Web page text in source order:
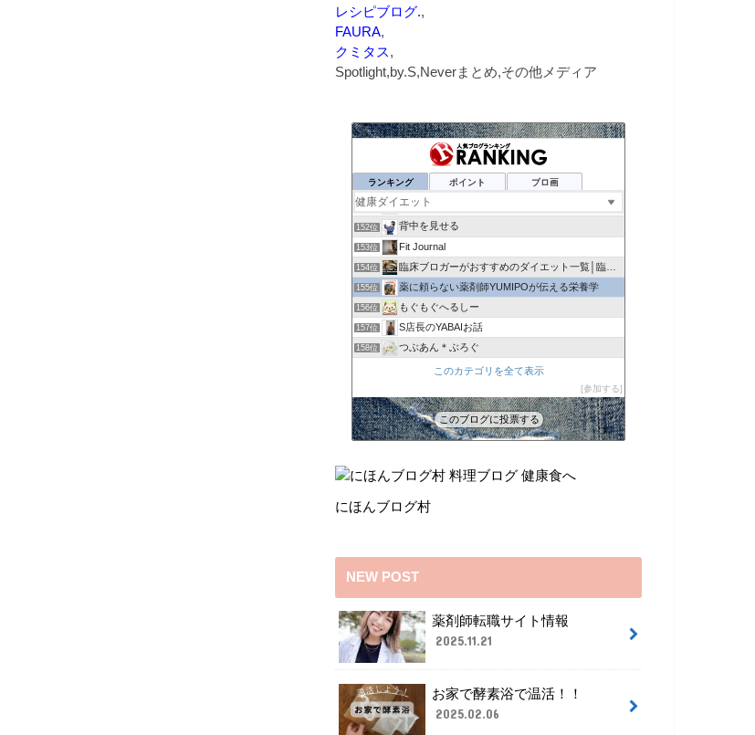
レシピブログ.,
FAURA,
クミタス,
Spotlight,by.S,Neverまとめ,その他メディア
ランキング ポイント ブロ画
ひまわりこのブログ
正常値に戻すぞ！どんちかちかのダイエット日記
150位 ひとりで生きていくために〜 All roads
151位 そらまめ減塩健康通信
152位 背中を見せる
153位 Fit Journal
154位 臨床ブロガーがおすすめのダイエット一覧│臨床ブロガー
155位 薬に頼らない薬剤師YUMIPOが伝える栄養学
156位 もぐもぐへるしー
157位 S店長のYABAIお話
158位 つぶあん＊ぶろぐ
某トレーナー日誌
161位 カイラックス大泉学園院
162位 マジックブレットデラックスの口コミ
このカテゴリを全て表示
参加する
このブログに投票する
にほんブログ村
NEW POST
薬剤師転職サイト情報
2025.11.21
お家で酵素浴で温活！！
2025.02.06